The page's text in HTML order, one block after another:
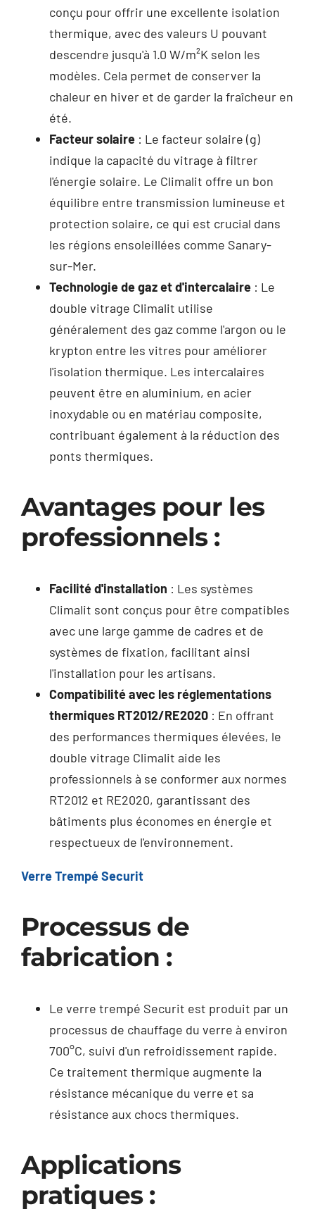
conçu pour offrir une excellente isolation
thermique, avec des valeurs U pouvant
descendre jusqu'à 1.0 W/m²K selon les
modèles. Cela permet de conserver la
chaleur en hiver et de garder la fraîcheur en
été.
Facteur solaire: Le facteur solaire (g)
indique la capacité du vitrage à filtrer
l'énergie solaire. Le Climalit offre un bon
équilibre entre transmission lumineuse et
protection solaire, ce qui est crucial dans
les régions ensoleillées comme Sanary-
sur-Mer.
Technologie de gaz et d'intercalaire: Le
double vitrage Climalit utilise
généralement des gaz comme l'argon ou le
krypton entre les vitres pour améliorer
l'isolation thermique. Les intercalaires
peuvent être en aluminium, en acier
inoxydable ou en matériau composite,
contribuant également à la réduction des
ponts thermiques.
Avantages pour les
professionnels :
Facilité d'installation : Les systèmes
Climalit sont conçus pour être compatibles
avec une large gamme de cadres et de
systèmes de fixation, facilitant ainsi
l'installation pour les artisans.
Compatibilité avec les réglementations
thermiques RT2012/RE2020: En offrant
des performances thermiques élevées, le
double vitrage Climalit aide les
professionnels à se conformer aux normes
RT2012 et RE2020, garantissant des
bâtiments plus économes en énergie et
respectueux de l'environnement.
Verre Trempé Securit
Processus de
fabrication :
Le verre trempé Securit est produit par un
processus de chauffage du verre à environ
700°C, suivi d'un refroidissement rapide.
Ce traitement thermique augmente la
résistance mécanique du verre et sa
résistance aux chocs thermiques.
Applications
pratiques :